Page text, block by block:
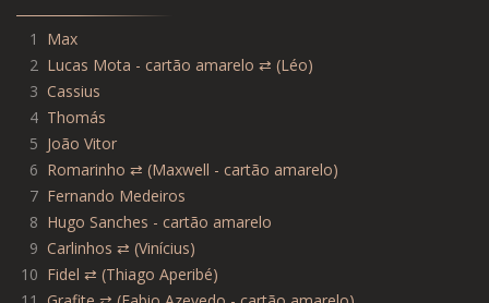
1
Max
2 Lucas Mota - cartão amarelo ⇄ (Léo)
3 Cassius
4 Thomás
5 João Vitor
6 Romarinho ⇄ (Maxwell - cartão amarelo)
7 Fernando Medeiros
8 Hugo Sanches - cartão amarelo
9 Carlinhos ⇄ (Vinícius)
10 Fidel ⇄ (Thiago Aperibé)